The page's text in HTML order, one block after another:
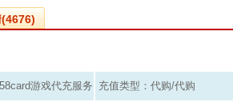
游戏代充服务 充值类型：代购/代购